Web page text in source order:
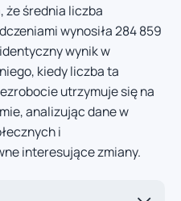
że średnia liczba
wynosiła 284 859
wynik w
kiedy liczba ta
utrzymuje się na
analizując dane w
i
interesujące zmiany.